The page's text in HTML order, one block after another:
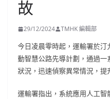
故
29/12/2024 TMHK 編輯部
今日凌晨零時起，運輸署於
動智慧公路先導計劃，通過
狀況，迅速偵察異常情況，提
運輸署指出，系統應用人工